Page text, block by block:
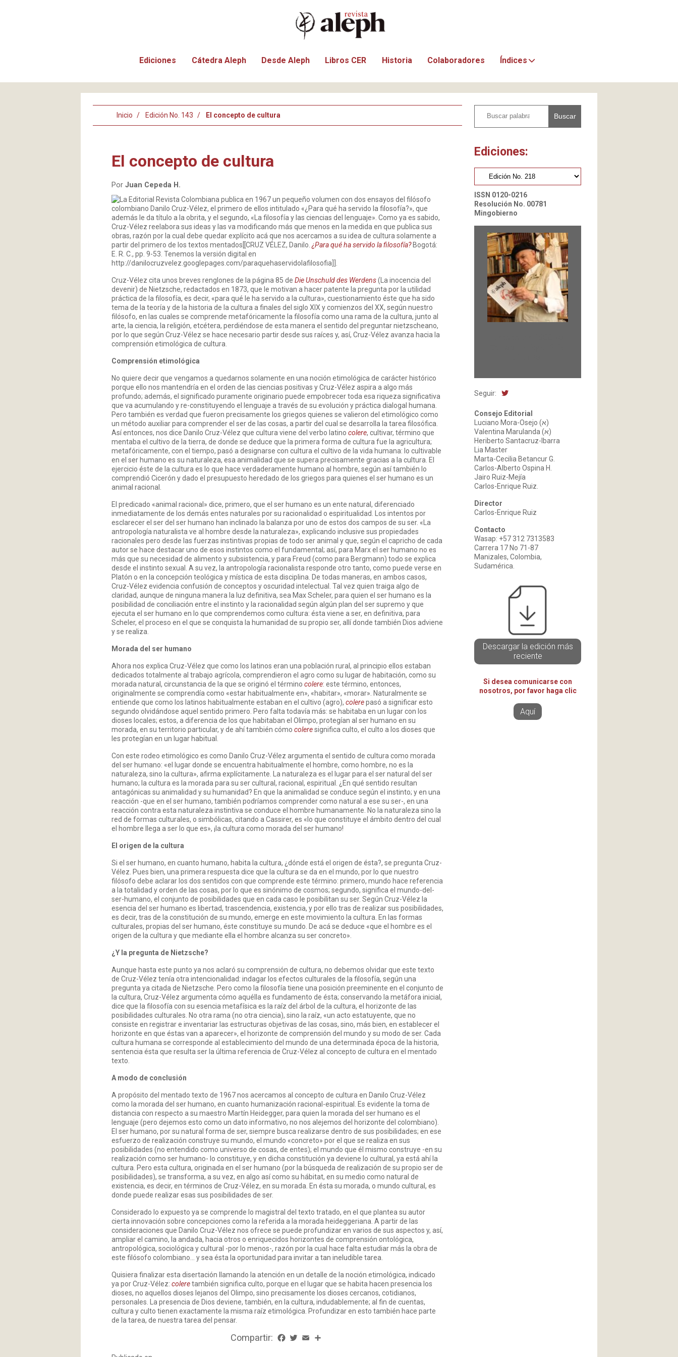
Ediciones Cátedra Aleph Desde Aleph Libros CER Historia Colaboradores Índices
Inicio Edición No. 143 El concepto de cultura
El concepto de cultura
Por Juan Cepeda H.
La Editorial Revista Colombiana publica en 1967 un pequeño volumen con dos ensayos del filósofo
colombiano Danilo Cruz-Vélez, el primero de ellos intitulado «¿Para qué ha servido la filosofía?», que
además le da título a la obrita, y el segundo, «La filosofía y las ciencias del lenguaje». Como ya es sabido,
Cruz-Vélez reelabora sus ideas y las va modificando más que menos en la medida en que publica sus
obras, razón por la cual debe quedar explícito acá que nos acercamos a su idea de cultura solamente a
partir del primero de los textos mentados[[CRUZ VÉLEZ, Danilo. ¿Para qué ha servido la filosofía?Bogotá:
E. R. C., pp. 9-53. Tenemos la versión digital en
http://danilocruzvelez.googlepages.com/paraquehaservidolafilosofia]].
Cruz-Vélez cita unos breves renglones de la página 85 de Die Unschuld des Werdens(La inocencia del
devenir) de Nietzsche, redactados en 1873, que le motivan a hacer patente la pregunta por la utilidad
práctica de la filosofía, es decir, «para qué le ha servido a la cultura», cuestionamiento éste que ha sido
tema de la teoría y de la historia de la cultura a finales del siglo XIX y comienzos del XX, según nuestro
filósofo, en las cuales se comprende metafóricamente la filosofía como una rama de la cultura, junto al
arte, la ciencia, la religión, etcétera, perdiéndose de esta manera el sentido del preguntar nietzscheano,
por lo que según Cruz-Vélez se hace necesario partir desde sus raíces y, así, Cruz-Vélez avanza hacia la
comprensión etimológica de cultura.
Comprensión etimológica
No quiere decir que vengamos a quedarnos solamente en una noción etimológica de carácter histórico
porque ello nos mantendría en el orden de las ciencias positivas y Cruz-Vélez aspira a algo más
profundo; además, el significado puramente originario puede empobrecer toda esa riqueza significativa
que va acumulando y re-constituyendo el lenguaje a través de su evolución y práctica dialogal humana.
Pero también es verdad que fueron precisamente los griegos quienes se valieron del etimológico como
un método auxiliar para comprender el ser de las cosas, a partir del cual se desarrolla la tarea filosófica.
Así entonces, nos dice Danilo Cruz-Vélez que cultura viene del verbo latino colere, cultivar, término que
mentaba el cultivo de la tierra, de donde se deduce que la primera forma de cultura fue la agricultura;
metafóricamente, con el tiempo, pasó a designarse con cultura el cultivo de la vida humana: lo cultivable
en el ser humano es su naturaleza, esa animalidad que se supera precisamente gracias a la cultura. El
ejercicio éste de la cultura es lo que hace verdaderamente humano al hombre, según así también lo
comprendió Cicerón y dado el presupuesto heredado de los griegos para quienes el ser humano es un
animal racional.
El predicado «animal racional» dice, primero, que el ser humano es un ente natural, diferenciado
inmediatamente de los demás entes naturales por su racionalidad o espiritualidad. Los intentos por
esclarecer el ser del ser humano han inclinado la balanza por uno de estos dos campos de su ser. «La
antropología naturalista ve al hombre desde la naturaleza», explicando inclusive sus propiedades
racionales pero desde las fuerzas instintivas propias de todo ser animal y que, según el capricho de cada
autor se hace destacar uno de esos instintos como el fundamental; así, para Marx el ser humano no es
más que su necesidad de alimento y subsistencia, y para Freud (como para Bergmann) todo se explica
desde el instinto sexual. A su vez, la antropología racionalista responde otro tanto, como puede verse en
Platón o en la concepción teológica y mística de esta disciplina. De todas maneras, en ambos casos,
Cruz-Vélez evidencia confusión de conceptos y oscuridad intelectual. Tal vez quien traiga algo de
claridad, aunque de ninguna manera la luz definitiva, sea Max Scheler, para quien el ser humano es la
posibilidad de conciliación entre el instinto y la racionalidad según algún plan del ser supremo y que
ejecuta el ser humano en lo que comprendemos como cultura: ésta viene a ser, en definitiva, para
Scheler, el proceso en el que se conquista la humanidad de su propio ser, allí donde también Dios adviene
y se realiza.
Morada del ser humano
Ahora nos explica Cruz-Vélez que como los latinos eran una población rural, al principio ellos estaban
dedicados totalmente al trabajo agrícola, comprendieron el agro como su lugar de habitación, como su
morada natural, circunstancia de la que se originó el término colere: este término, entonces,
originalmente se comprendía como «estar habitualmente en», «habitar», «morar». Naturalmente se
entiende que como los latinos habitualmente estaban en el cultivo (agro), colerepasó a significar esto
segundo olvidándose aquel sentido primero. Pero falta todavía más: se habitaba en un lugar con los
dioses locales; estos, a diferencia de los que habitaban el Olimpo, protegían al ser humano en su
morada, en su territorio particular, y de ahí también cómo coleresignifica culto, el culto a los dioses que
les protegían en un lugar habitual.
Con este rodeo etimológico es como Danilo Cruz-Vélez argumenta el sentido de cultura como morada
del ser humano: «el lugar donde se encuentra habitualmente el hombre, como hombre, no es la
naturaleza, sino la cultura», afirma explícitamente. La naturaleza es el lugar para el ser natural del ser
humano; la cultura es la morada para su ser cultural, racional, espiritual. ¿En qué sentido resultan
antagónicas su animalidad y su humanidad? En que la animalidad se conduce según el instinto; y en una
reacción -que en el ser humano, también podríamos comprender como natural a ese su ser-, en una
reacción contra esta naturaleza instintiva se conduce el hombre humanamente. No la naturaleza sino la
red de formas culturales, o simbólicas, citando a Cassirer, es «lo que constituye el ámbito dentro del cual
el hombre llega a ser lo que es», ¡la cultura como morada del ser humano!
El origen de la cultura
Si el ser humano, en cuanto humano, habita la cultura, ¿dónde está el origen de ésta?, se pregunta Cruz-
Vélez. Pues bien, una primera respuesta dice que la cultura se da en el mundo, por lo que nuestro
filósofo debe aclarar los dos sentidos con que comprende este término: primero, mundo hace referencia
a la totalidad y orden de las cosas, por lo que es sinónimo de cosmos; segundo, significa el mundo-del-
ser-humano, el conjunto de posibilidades que en cada caso le posibilitan su ser. Según Cruz-Vélez la
esencia del ser humano es libertad, trascendencia, existencia, y por ello tras de realizar sus posibilidades,
es decir, tras de la constitución de su mundo, emerge en este movimiento la cultura. En las formas
culturales, propias del ser humano, éste constituye su mundo. De acá se deduce «que el hombre es el
origen de la cultura y que mediante ella el hombre alcanza su ser concreto».
¿Y la pregunta de Nietzsche?
Aunque hasta este punto ya nos aclaró su comprensión de cultura, no debemos olvidar que este texto
de Cruz-Vélez tenía otra intencionalidad: indagar los efectos culturales de la filosofía, según una
pregunta ya citada de Nietzsche. Pero como la filosofía tiene una posición preeminente en el conjunto de
la cultura, Cruz-Vélez argumenta cómo aquélla es fundamento de ésta; conservando la metáfora inicial,
dice que la filosofía con su esencia metafísica es la raíz del árbol de la cultura, el horizonte de las
posibilidades culturales. No otra rama (no otra ciencia), sino la raíz, «un acto estatuyente, que no
consiste en registrar e inventariar las estructuras objetivas de las cosas, sino, más bien, en establecer el
horizonte en que éstas van a aparecer», el horizonte de comprensión del mundo y su modo de ser. Cada
cultura humana se corresponde al establecimiento del mundo de una determinada época de la historia,
sentencia ésta que resulta ser la última referencia de Cruz-Vélez al concepto de cultura en el mentado
texto.
A modo de conclusión
A propósito del mentado texto de 1967 nos acercamos al concepto de cultura en Danilo Cruz-Vélez
como la morada del ser humano, en cuanto humanización racional-espiritual. Es evidente la toma de
distancia con respecto a su maestro Martín Heidegger, para quien la morada del ser humano es el
lenguaje (pero dejemos esto como un dato informativo, no nos alejemos del horizonte del colombiano).
El ser humano, por su natural forma de ser, siempre busca realizarse dentro de sus posibilidades; en ese
esfuerzo de realización construye su mundo, el mundo «concreto» por el que se realiza en sus
posibilidades (no entendido como universo de cosas, de entes); el mundo que él mismo construye -en su
realización como ser humano- lo constituye, y en dicha constitución ya deviene lo cultural, ya está ahí la
cultura. Pero esta cultura, originada en el ser humano (por la búsqueda de realización de su propio ser de
posibilidades), se transforma, a su vez, en algo así como su hábitat, en su medio como natural de
existencia, es decir, en términos de Cruz-Vélez, en su morada. En ésta su morada, o mundo cultural, es
donde puede realizar esas sus posibilidades de ser.
Considerado lo expuesto ya se comprende lo magistral del texto tratado, en el que plantea su autor
cierta innovación sobre concepciones como la referida a la morada heideggeriana. A partir de las
consideraciones que Danilo Cruz-Vélez nos ofrece se puede profundizar en varios de sus aspectos y, así,
ampliar el camino, la andada, hacia otros o enriquecidos horizontes de comprensión ontológica,
antropológica, sociológica y cultural -por lo menos-, razón por la cual hace falta estudiar más la obra de
este filósofo colombiano… y sea ésta la oportunidad para invitar a tan ineludible tarea.
Quisiera finalizar esta disertación llamando la atención en un detalle de la noción etimológica, indicado
ya por Cruz-Vélez: coleretambién significa culto, porque en el lugar que se habita hacen presencia los
dioses, no aquellos dioses lejanos del Olimpo, sino precisamente los dioses cercanos, cotidianos,
personales. La presencia de Dios deviene, también, en la cultura, indudablemente; al fin de cuentas,
cultura y culto tienen exactamente la misma raíz etimológica. Profundizar en esto también hace parte
de la tarea, de nuestra tarea del pensar.
Compartir: Facebook
Twitter
Email
Buscar
Ediciones:
ISSN 0120-0216
Resolución No. 00781
Mingobierno
Seguir:
Consejo Editorial
Luciano Mora-Osejo (א)
Valentina Marulanda (א)
Heriberto Santacruz-Ibarra
Lia Master
Marta-Cecilia Betancur G.
Carlos-Alberto Ospina H.
Jairo Ruiz-Mejía
Carlos-Enrique Ruiz.
Director
Carlos-Enrique Ruiz
Contacto
Wasap: +57 312 7313583
Carrera 17 No 71-87
Manizales, Colombia,
Sudamérica.
Descargar la edición más
reciente
Si desea comunicarse con
nosotros, por favor haga clic
Aquí